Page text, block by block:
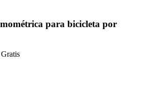
para bicicleta por
Gratis